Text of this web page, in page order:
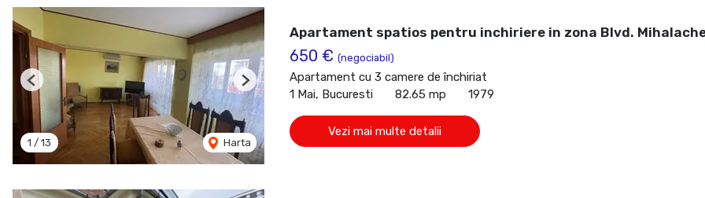
1 / 13 Harta
Previous Next
Apartament spatios pentru inchiriere in zona Blvd.
650 € (negociabil)
Apartament cu 3 camere de închiriat
1 Mai, Bucuresti
82.65 mp 1979
Vezi mai multe detalii